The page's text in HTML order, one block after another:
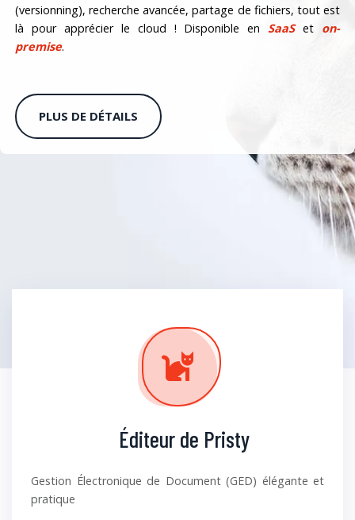
(versionning), recherche avancée, partage de fichiers, tout est
là pour apprécier le cloud ! Disponible en SaaSet on-
premise.
PLUS DE DÉTAILS
Éditeur de Pristy
Gestion Électronique de Document (GED) élégante et
pratique